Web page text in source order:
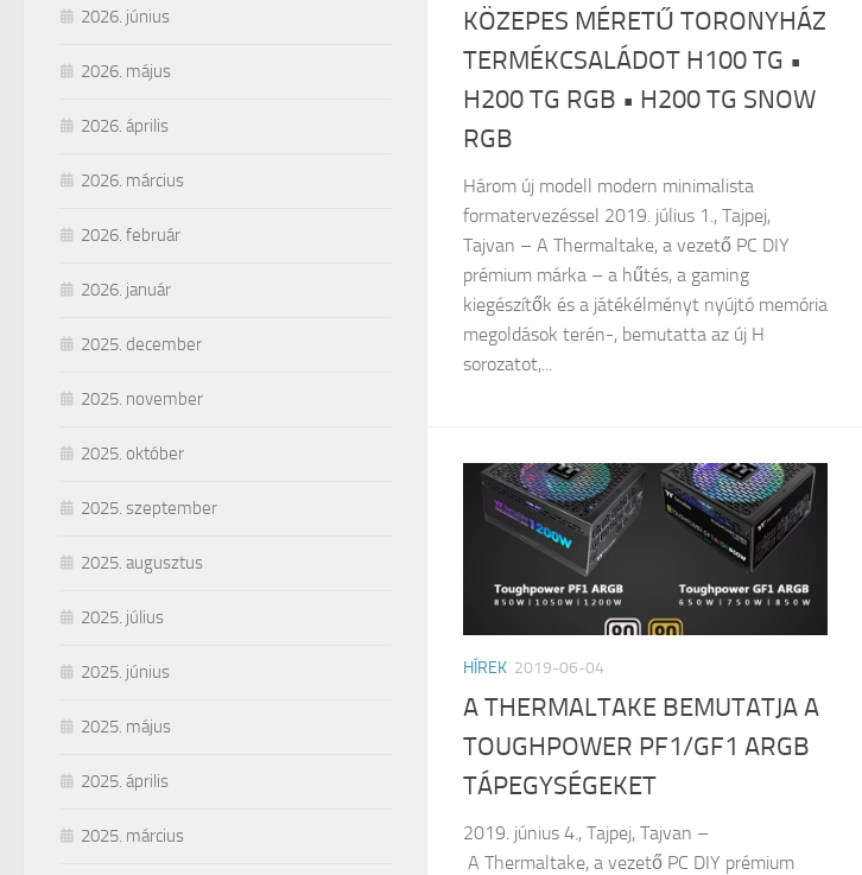
KÖZEPES MÉRETŰ TORONYHÁZ
TERMÉKCSALÁDOT H100 TG •
H200 TG RGB • H200 TG SNOW
RGB
Három új modell modern minimalista
formatervezéssel 2019. július 1., Tajpej,
Tajvan – A Thermaltake, a vezető PC DIY
prémium márka – a hűtés, a gaming
kiegészítők és a játékélményt nyújtó memória
megoldások terén-, bemutatta az új H
sorozatot,...
HÍREK 2019-06-04
A THERMALTAKE BEMUTATJA A
TOUGHPOWER PF1/GF1 ARGB
TÁPEGYSÉGEKET
2019. június 4., Tajpej, Tajvan –
A Thermaltake, a vezető PC DIY prémium
2026. június
2026. május
2026. április
2026. március
2026. február
2026. január
2025. december
2025. november
2025. október
2025. szeptember
2025. augusztus
2025. július
2025. június
2025. május
2025. április
2025. március